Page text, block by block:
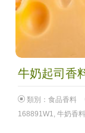
牛奶起司香
類別： 食品香料
168891W1, 牛奶香料